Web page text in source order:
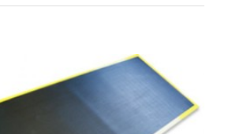
トスイッチ
チ